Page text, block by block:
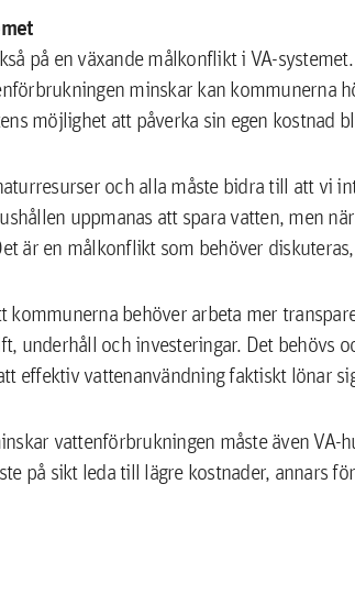
på en växande målkonflikt i VA-
minskar kan kommunerna
möjlighet att påverka sin egen kostnad
och alla måste bidra till att vi
uppmanas att spara vatten, men
är en målkonflikt som behöver
kommunerna behöver arbeta mer
underhåll och investeringar. Det behövs
effektiv vattenanvändning faktiskt lönar
vattenförbrukningen måste även
på sikt leda till lägre kostnader, annars